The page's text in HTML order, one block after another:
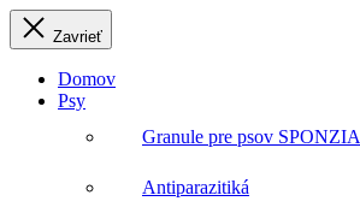
Zavrieť
Domov
Psy
Granule pre psov SPONZIA
Antiparazitiká